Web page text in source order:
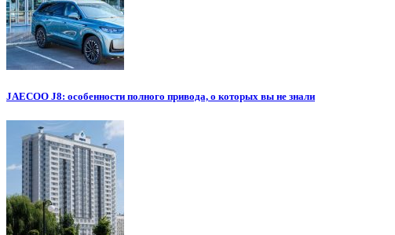
JAECOO J8: особенности полного привода, о которых вы не знали